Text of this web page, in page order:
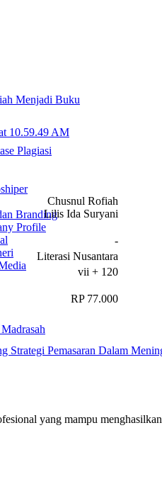
Menjadi Buku
Plagiasi
Branding
Profile
Chusnul Rofiah
Lilis Ida Suryani
-
Literasi Nusantara
vii + 120
RP 77.000
Strategi Pemasaran Dalam
yang mampu